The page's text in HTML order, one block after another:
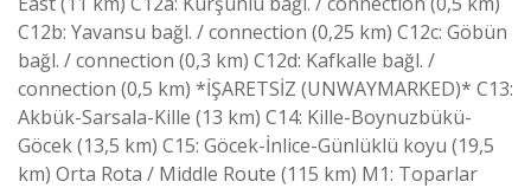
C12b: Yavansu bağl. / connection (0,25 km) C12c: Göbün
bağl. / connection (0,3 km) C12d: Kafkalle bağl. /
connection (0,5 km) *İŞARETSİZ (UNWAYMARKED)* C13:
Akbük-Sarsala-Kille (13 km) C14: Kille-Boynuzbükü-
Göcek (13,5 km) C15: Göcek-İnlice-Günlüklü koyu (19,5
km) Orta Rota / Middle Route (115 km) M1: Toparlar